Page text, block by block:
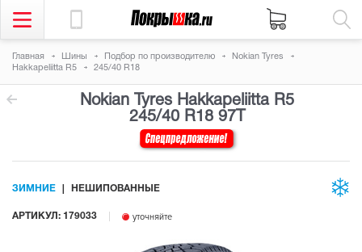
Главная Шины Подбор по производителю
Nokian Tyres
Hakkapeliitta R5
245/40 R18
Nokian Tyres Hakkapeliitta R5
245/40 R18 97T
АРТИКУЛ: 179033 уточняйте
ЗИМНИЕ НЕШИПОВАННЫЕ